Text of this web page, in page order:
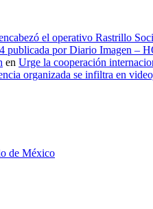
el operativo Rastrillo
publicada por Diario Imagen –
en Urge la cooperación
organizada se infiltra en
de México